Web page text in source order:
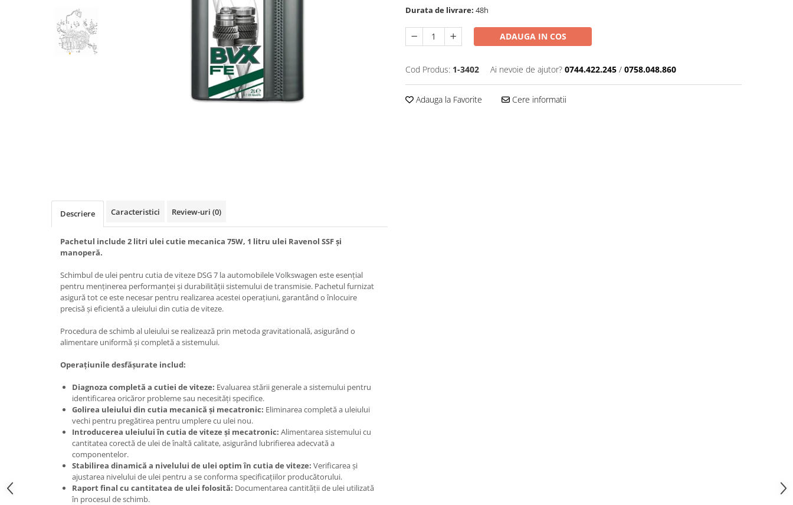
Durata de livrare: 48h
ADAUGA IN COS
Cod Produs: 1-3402 Ai nevoie de ajutor? 0744.422.245 / 0758.048.860
Adauga la Favorite Cere informatii
Descriere Caracteristici Review-uri (0)
Pachetul include 2 litri ulei cutie mecanica 75W, 1 litru ulei Ravenol SSF și
manoperă.
Schimbul de ulei pentru cutia de viteze DSG 7 la automobilele Volkswagen este esențial
pentru menținerea performanței și durabilității sistemului de transmisie. Pachetul furnizat
asigură tot ce este necesar pentru realizarea acestei operațiuni, garantând o înlocuire
precisă și eficientă a uleiului din cutia de viteze.
Procedura de schimb al uleiului se realizează prin metoda gravitatională, asigurând o
alimentare uniformă și completă a sistemului.
Operațiunile desfășurate includ:
Diagnoza completă a cutiei de viteze: Evaluarea stării generale a sistemului pentru
identificarea oricăror probleme sau necesități specifice.
Golirea uleiului din cutia mecanică și mecatronic: Eliminarea completă a uleiului
vechi pentru pregătirea pentru umplere cu ulei nou.
Introducerea uleiului în cutia de viteze și mecatronic: Alimentarea sistemului cu
cantitatea corectă de ulei de înaltă calitate, asigurând lubrifierea adecvată a
componentelor.
Stabilirea dinamică a nivelului de ulei optim în cutia de viteze: Verificarea și
ajustarea nivelului de ulei pentru a se conforma specificațiilor producătorului.
Raport final cu cantitatea de ulei folosită: Documentarea cantității de ulei utilizată
în procesul de schimb.